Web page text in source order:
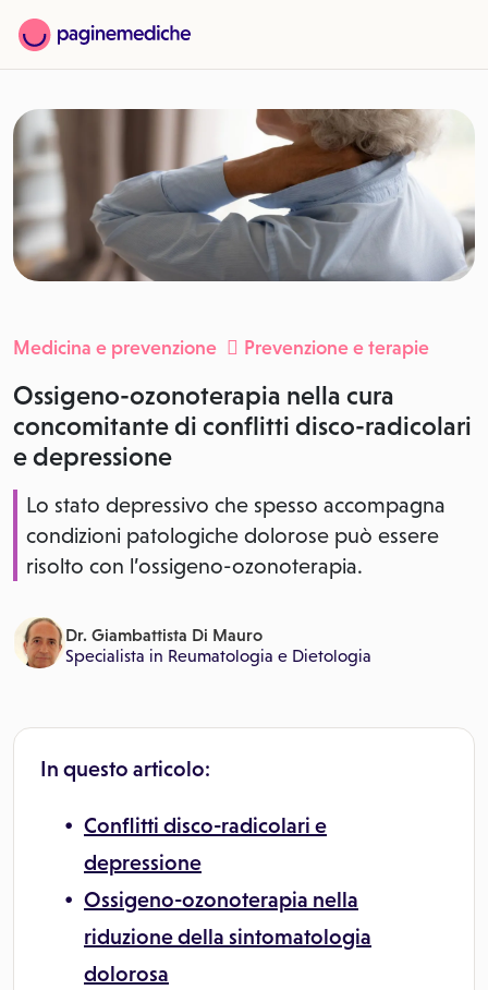
Medicina e prevenzione Prevenzione e terapie
Ossigeno-ozonoterapia nella cura
concomitante di conflitti disco-radicolari
e depressione
Lo stato depressivo che spesso accompagna
condizioni patologiche dolorose può essere
risolto con l’ossigeno-ozonoterapia.
Dr. Giambattista Di Mauro
Specialista in Reumatologia e Dietologia
In questo articolo:
Conflitti disco-radicolari e
depressione
Ossigeno-ozonoterapia nella
riduzione della sintomatologia
dolorosa